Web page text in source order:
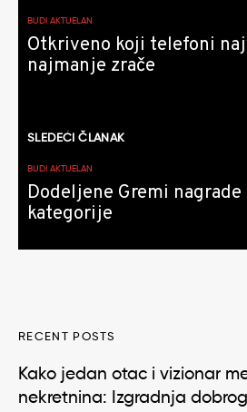
BUDI AKTUELAN
Otkriveno koji telefoni
najmanje zrače
SLEDEĆI ČLANAK
BUDI AKTUELAN
Dodeljene Gremi
kategorije
RECENT POSTS
Kako jedan otac i vizionar
nekretnina: Izgradnja